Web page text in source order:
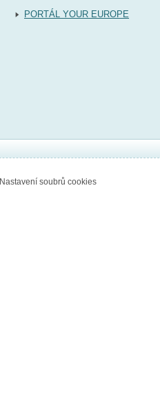
PORTÁL YOUR EUROPE
Nastavení soubrů cookies